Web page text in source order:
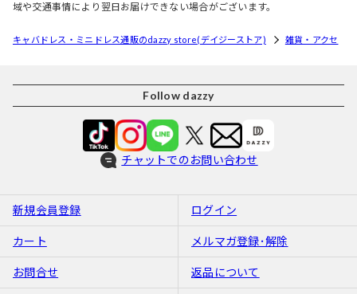
域や交通事情により翌日お届けできない場合がございます。
キャバドレス・ミニドレス通販のdazzy store(デイジーストア) 雑貨・アクセ
Follow dazzy
チャットでのお問い合わせ
新規会員登録 ログイン
カート メルマガ登録･解除
お問合せ 返品について